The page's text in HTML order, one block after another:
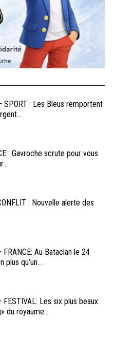
SPORT : Les Bleus remportent
: Gavroche scrute pour vous
: Nouvelle alerte des
Au Bataclan le 24
plus qu’un...
Les six plus beaux
du royaume...